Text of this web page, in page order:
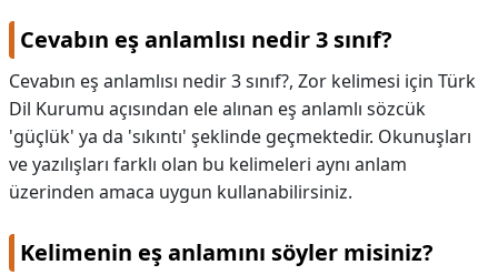
Cevabın eş anlamlısı nedir 3 sınıf?
Cevabın eş anlamlısı nedir 3 sınıf?, Zor kelimesi için Türk
Dil Kurumu açısından ele alınan eş anlamlı sözcük
'güçlük' ya da 'sıkıntı' şeklinde geçmektedir. Okunuşları
ve yazılışları farklı olan bu kelimeleri aynı anlam
üzerinden amaca uygun kullanabilirsiniz.
Kelimenin eş anlamını söyler misiniz?